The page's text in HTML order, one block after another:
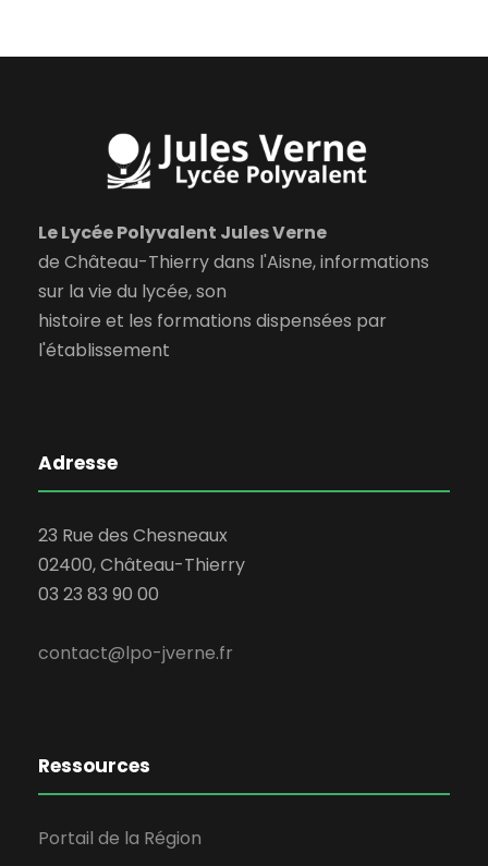
Le Lycée Polyvalent Jules Verne
de Château-Thierry dans l'Aisne, informations
sur la vie du lycée, son
histoire et les formations dispensées par
l'établissement
Adresse
23 Rue des Chesneaux
02400, Château-Thierry
03 23 83 90 00
contact@lpo-jverne.fr
Ressources
Portail de la Région